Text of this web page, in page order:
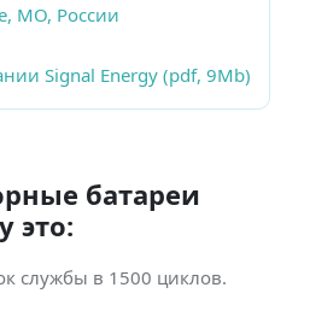
МО, России
Signal Energy (pdf, 9Mb)
батареи
это:
службы в 1500 циклов.